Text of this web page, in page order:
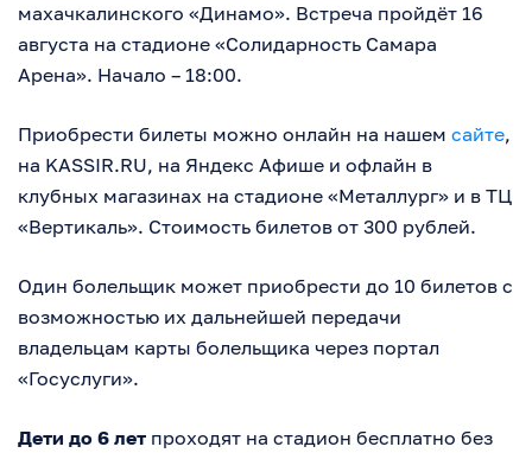
махачкалинского «Динамо». Встреча пройдёт 16
августа на стадионе «Солидарность Самара
Арена». Начало – 18:00.
Приобрести билеты можно онлайн на нашем сайте,
на KASSIR.RU, на Яндекс Афише и офлайн в
клубных магазинах на стадионе «Металлург» и в ТЦ
«Вертикаль». Стоимость билетов от 300 рублей.
Один болельщик может приобрести до 10 билетов с
возможностью их дальнейшей передачи
владельцам карты болельщика через портал
«Госуслуги».
Дети до 6 лет проходят на стадион бесплатно без